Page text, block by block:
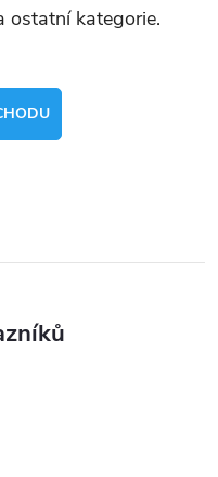
ostatní kategorie.